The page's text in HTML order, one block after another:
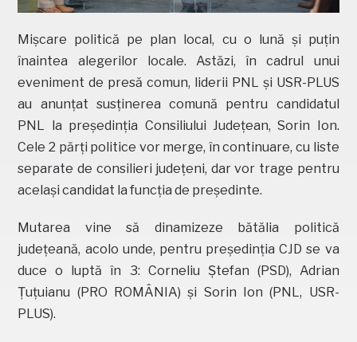
Mișcare politică pe plan local, cu o lună și puțin
înaintea alegerilor locale. Astăzi, în cadrul unui
eveniment de presă comun, liderii PNL și USR-PLUS
au anunțat susținerea comună pentru candidatul
PNL la președinția Consiliului Județean, Sorin Ion.
Cele 2 părți politice vor merge, în continuare, cu liste
separate de consilieri județeni, dar vor trage pentru
același candidat la funcția de președinte.
Mutarea vine să dinamizeze bătălia politică
județeană, acolo unde, pentru președinția CJD se va
duce o luptă în 3: Corneliu Ștefan (PSD), Adrian
Țuțuianu (PRO ROMÂNIA) și Sorin Ion (PNL, USR-
PLUS).